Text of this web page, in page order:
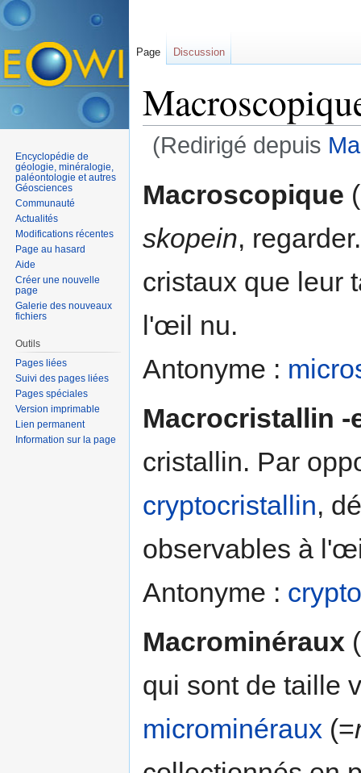
(Redirigé depuis
Macroscopique
skopein,
cristaux que leur
l'œil nu.
Antonyme :
Macrocristallin -
cristallin. Par
cryptocristallin,
observables à
Antonyme :
Macrominéraux (
qui sont de taille
microminéraux (=
Page Discussion
Encyclopédie de
géologie, minéralogie,
paléontologie et autres
Géosciences
Communauté
Actualités
Modifications récentes
Page au hasard
Aide
Créer une nouvelle
page
Galerie des nouveaux
fichiers
Outils
Pages liées
Suivi des pages liées
Pages spéciales
Version imprimable
Lien permanent
Information sur la page